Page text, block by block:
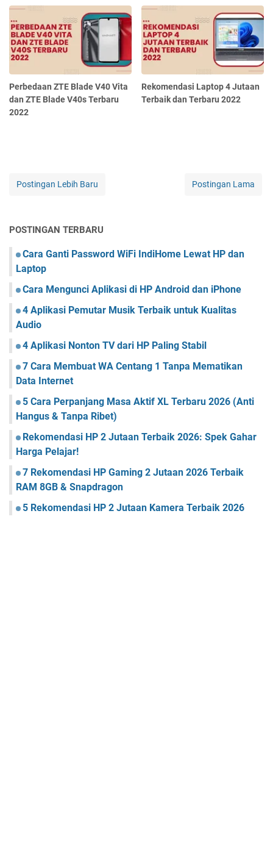
Perbedaan ZTE Blade V40 Vita
dan ZTE Blade V40s Terbaru
2022
Rekomendasi Laptop 4 Jutaan
Terbaik dan Terbaru 2022
Postingan Lebih Baru Postingan Lama
POSTINGAN TERBARU
Cara Ganti Password WiFi IndiHome Lewat HP dan
Laptop
Cara Mengunci Aplikasi di HP Android dan iPhone
4 Aplikasi Pemutar Musik Terbaik untuk Kualitas
Audio
4 Aplikasi Nonton TV dari HP Paling Stabil
7 Cara Membuat WA Centang 1 Tanpa Mematikan
Data Internet
5 Cara Perpanjang Masa Aktif XL Terbaru 2026 (Anti
Hangus & Tanpa Ribet)
Rekomendasi HP 2 Jutaan Terbaik 2026: Spek Gahar
Harga Pelajar!
7 Rekomendasi HP Gaming 2 Jutaan 2026 Terbaik
RAM 8GB & Snapdragon
5 Rekomendasi HP 2 Jutaan Kamera Terbaik 2026